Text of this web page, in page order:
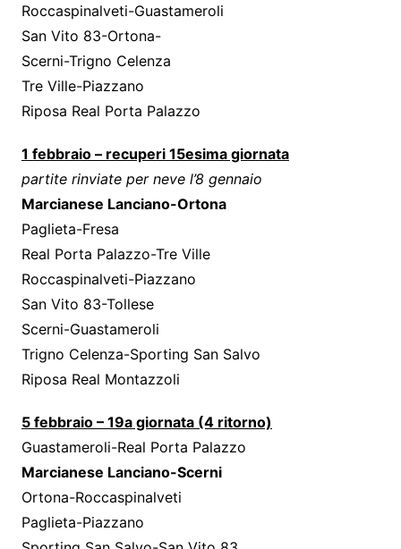
Roccaspinalveti-Guastameroli
San Vito 83-Ortona-
Scerni-Trigno Celenza
Tre Ville-Piazzano
Riposa Real Porta Palazzo
1 febbraio – recuperi 15esima giornata
partite rinviate per neve l’8 gennaio
Marcianese Lanciano-Ortona
Paglieta-Fresa
Real Porta Palazzo-Tre Ville
Roccaspinalveti-Piazzano
San Vito 83-Tollese
Scerni-Guastameroli
Trigno Celenza-Sporting San Salvo
Riposa Real Montazzoli
5 febbraio – 19a giornata (4 ritorno)
Guastameroli-Real Porta Palazzo
Marcianese Lanciano-Scerni
Ortona-Roccaspinalveti
Paglieta-Piazzano